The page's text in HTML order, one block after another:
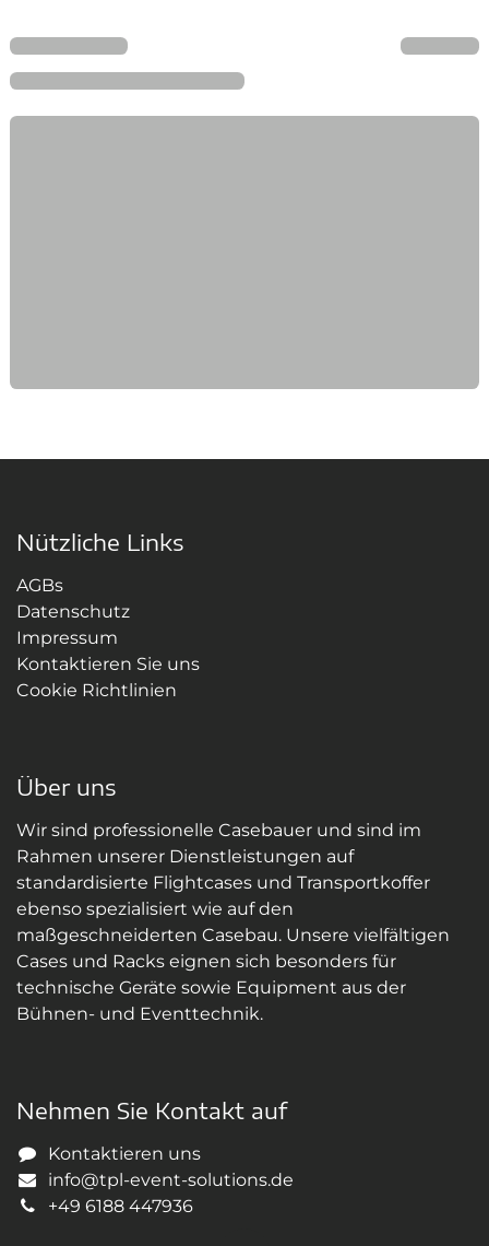
Nützliche Links
AGBs
Datenschutz
Impressum
Kontaktieren Sie uns
Cookie Richtlinien
Über uns
Wir sind professionelle Casebauer und sind im
Rahmen unserer Dienstleistungen auf
standardisierte Flightcases und Transportkoffer
ebenso spezialisiert wie auf den
maßgeschneiderten Casebau. Unsere vielfältigen
Cases und Racks eignen sich besonders für
technische Geräte sowie Equipment aus der
Bühnen- und Eventtechnik.
Nehmen Sie Kontakt auf
Kontaktieren uns
info@tpl-event-solutions.de
+49 6188 447936